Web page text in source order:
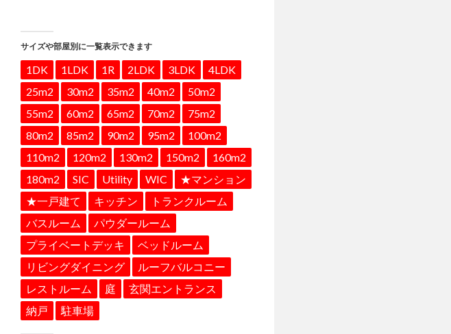
サイズや部屋別に一覧表示できます
1DK 1LDK 1R 2LDK 3LDK
4LDK
25m2
30m2 35m2 40m2
50m2
55m2
60m2 65m2 70m2
75m2
80m2
85m2 90m2 95m2
100m2
110m2
120m2 130m2 150m2
160m2
180m2
SIC Utility WIC
★マンション
★一戸建て
キッチン
トランクルーム
バスルーム
パウダールーム
プライベートデッキ
ベッドルーム
リビングダイニング
ルーフバルコニー
レストルーム
庭
玄関エントランス
納戸
駐車場